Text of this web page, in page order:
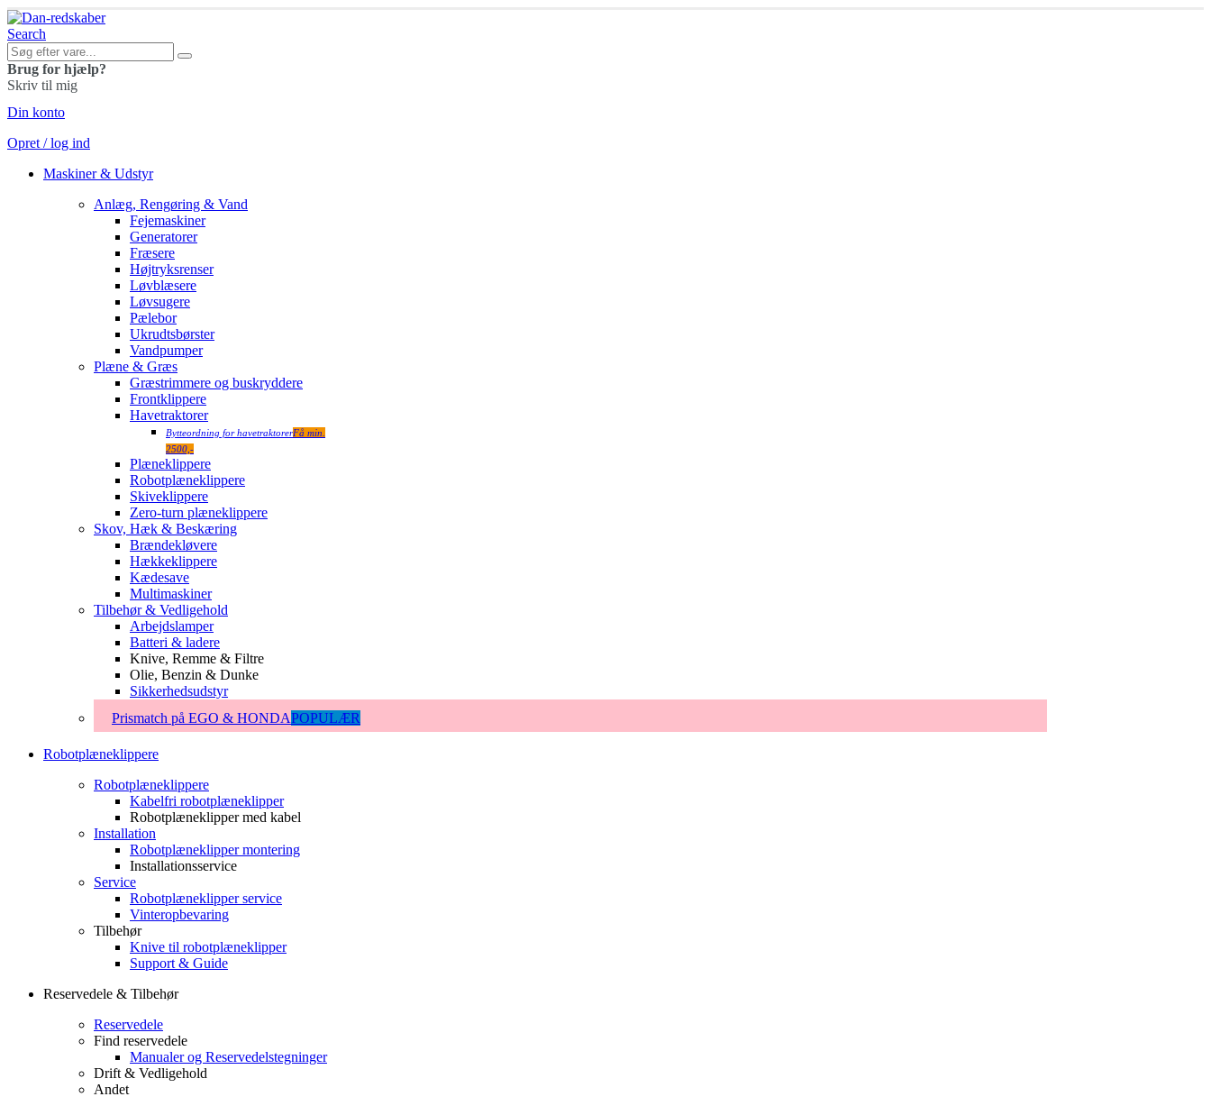
Search
Brug for hjælp?
Skriv til mig
Din konto
Opret / log ind
Maskiner & Udstyr
Anlæg, Rengøring & Vand
Fejemaskiner
Generatorer
Fræsere
Højtryksrenser
Løvblæsere
Løvsugere
Pælebor
Ukrudtsbørster
Vandpumper
Plæne & Græs
Græstrimmere og buskryddere
Frontklippere
Havetraktorer
Bytteordning for havetraktorerFå min.
2500,-
Plæneklippere
Robotplæneklippere
Skiveklippere
Zero-turn plæneklippere
Skov, Hæk & Beskæring
Brændekløvere
Hækkeklippere
Kædesave
Multimaskiner
Tilbehør & Vedligehold
Arbejdslamper
Batteri & ladere
Knive, Remme & Filtre
Olie, Benzin & Dunke
Sikkerhedsudstyr
Prismatch på EGO & HONDAPOPULÆR
Robotplæneklippere
Robotplæneklippere
Kabelfri robotplæneklipper
Robotplæneklipper med kabel
Installation
Robotplæneklipper montering
Installationsservice
Service
Robotplæneklipper service
Vinteropbevaring
Tilbehør
Knive til robotplæneklipper
Support & Guide
Reservedele & Tilbehør
Reservedele
Find reservedele
Manualer og Reservedelstegninger
Drift & Vedligehold
Andet